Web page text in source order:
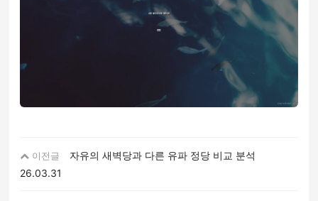
이전글
자유의 새벽당과 다른 유파 정당 비교 분석
26.03.31